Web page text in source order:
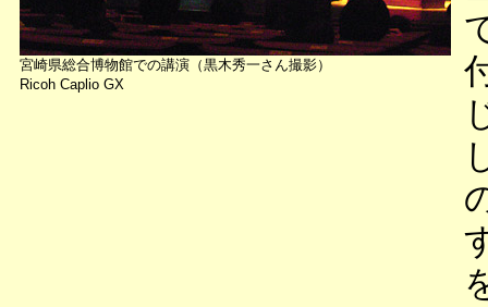
宮崎県総合博物館での講演（黒木秀一さん撮影）
Ricoh Caplio GX